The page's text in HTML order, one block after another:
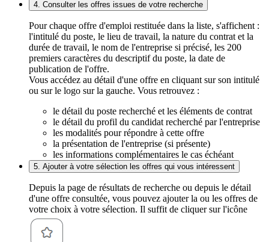
4. Consulter les offres issues de votre recherche
Pour chaque offre d'emploi restituée dans la liste, s'affichent :
l'intitulé du poste, le lieu de travail, la nature du contrat et la
durée de travail, le nom de l'entreprise si précisé, les 200
premiers caractères du descriptif du poste, la date de
publication de l'offre.
Vous accédez au détail d'une offre en cliquant sur son intitulé
ou sur le logo sur la gauche. Vous retrouvez :
le détail du poste recherché et les éléments de contrat
le détail du profil du candidat recherché par l'entreprise
les modalités pour répondre à cette offre
la présentation de l'entreprise (si présente)
les informations complémentaires le cas échéant
5. Ajouter à votre sélection les offres qui vous intéressent
Depuis la page de résultats de recherche ou depuis le détail
d'une offre consultée, vous pouvez ajouter la ou les offres de
votre choix à votre sélection. Il suffit de cliquer sur l'icône